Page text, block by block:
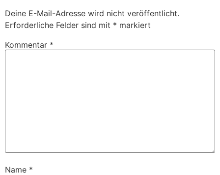
Deine E-Mail-Adresse wird nicht veröffentlicht.
Erforderliche Felder sind mit * markiert
Kommentar *
Name *